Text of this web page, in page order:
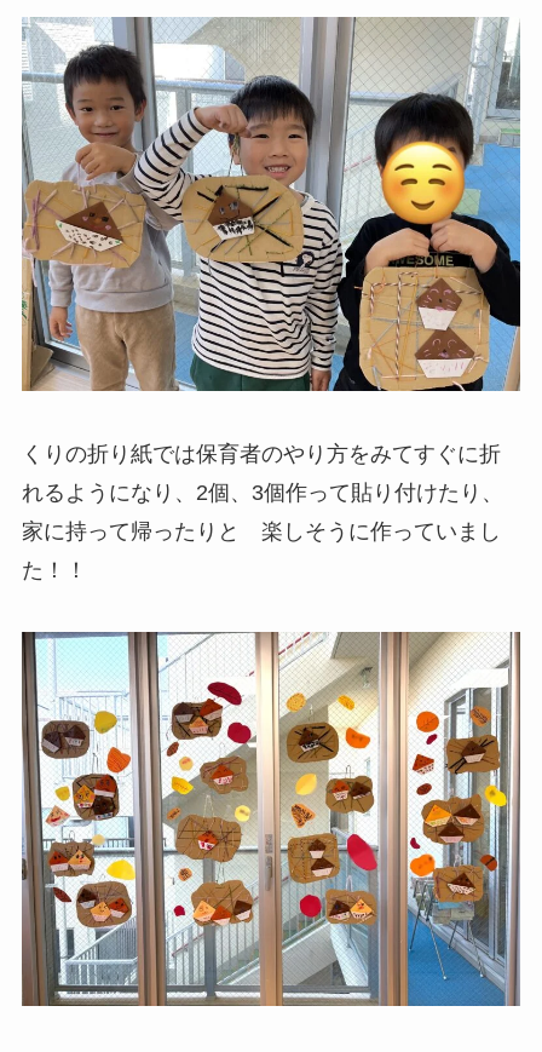
くりの折り紙では保育者のやり方をみてすぐに折
れるようになり、2個、3個作って貼り付けたり、
家に持って帰ったりと 楽しそうに作っていまし
た！！